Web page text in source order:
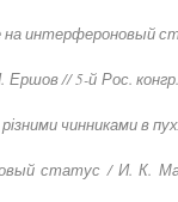
интерфероновый
// 5-й Рос.
чинниками в
статус / И. К.